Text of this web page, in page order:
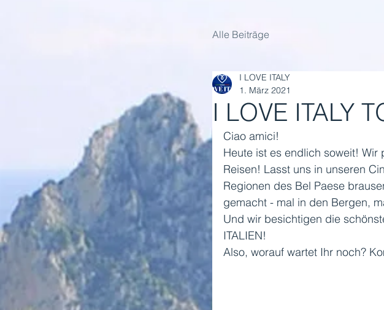
Alle Beiträge
I LOVE ITALY
I LOVE ITALY
1. März 2021
Ciao amici!
Heute ist es endlich soweit!
Reisen! Lasst uns in unseren
Regionen des Bel Paese
gemacht - mal in den Bergen,
Und wir besichtigen die
ITALIEN!
Also, worauf wartet Ihr noch?